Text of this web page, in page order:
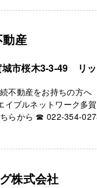
産
城市桜木3-3-49 リ
不動産をお持ちの方
イブルネットワーク多
ちらから ☎ 022-354-
株式会社